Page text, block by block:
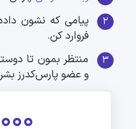
2
پیامی که نشون
فروارد کن.
3
منتظر بمون تا
و عضو پارس‌کدرز